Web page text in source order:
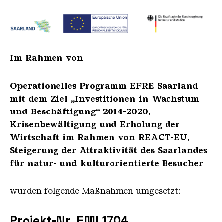
SAL EU BKM Foerder 3
Im Rahmen von
Operationelles Programm EFRE Saarland
mit dem Ziel „Investitionen in Wachstum
und Beschäftigung“ 2014-2020,
Krisenbewältigung und Erholung der
Wirtschaft im Rahmen von REACT-EU,
Steigerung der Attraktivität des Saarlandes
für natur- und kulturorientierte Besucher
wurden folgende Maßnahmen umgesetzt: